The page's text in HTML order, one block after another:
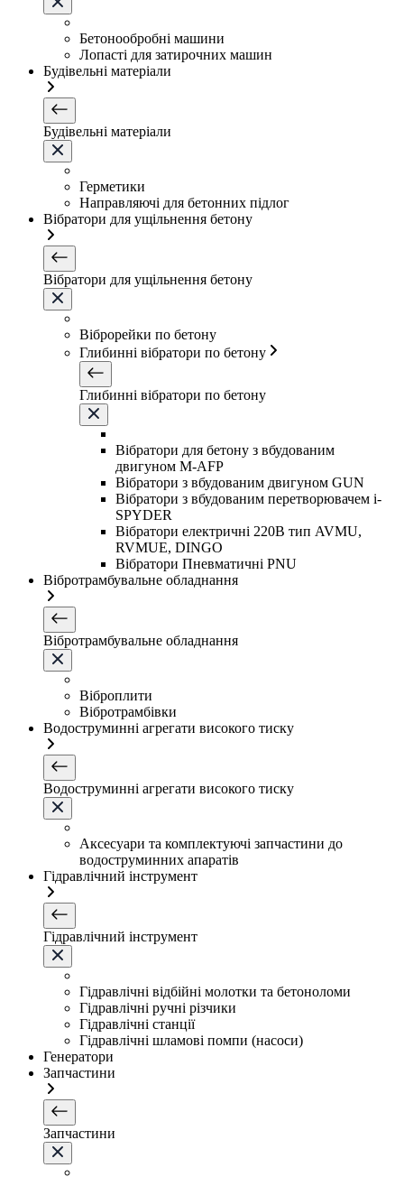
Бетонообробні машини
Лопасті для затирочних машин
Будівельні матеріали
Будівельні матеріали
Герметики
Направляючі для бетонних підлог
Вібратори для ущільнення бетону
Вібратори для ущільнення бетону
Віброрейки по бетону
Глибинні вібратори по бетону
Глибинні вібратори по бетону
Вібратори для бетону з вбудованим
двигуном M-AFP
Вібратори з вбудованим двигуном GUN
Вібратори з вбудованим перетворювачем i-
SPYDER
Вібратори електричні 220B тип AVMU,
RVMUE, DINGO
Вібратори Пневматичні PNU
Вібротрамбувальне обладнання
Вібротрамбувальне обладнання
Віброплити
Вібротрамбівки
Водоструминні агрегати високого тиску
Водоструминні агрегати високого тиску
Аксесуари та комплектуючі запчастини до
водоструминних апаратів
Гідравлічний інструмент
Гідравлічний інструмент
Гідравлічні відбійні молотки та бетоноломи
Гідравлічні ручні різчики
Гідравлічні станції
Гідравлічні шламові помпи (насоси)
Генератори
Запчастини
Запчастини